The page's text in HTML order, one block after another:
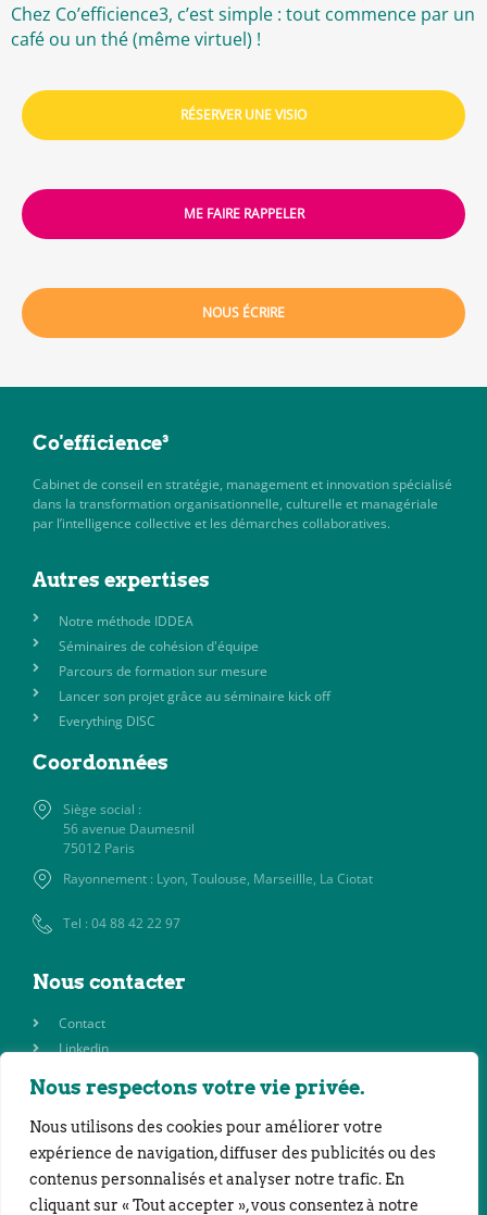
Nous respectons votre vie privée.
Nous utilisons des cookies pour améliorer votre
expérience de navigation, diffuser des publicités ou des
contenus personnalisés et analyser notre trafic. En
cliquant sur « Tout accepter », vous consentez à notre
Chez Co’efficience3, c’est simple : tout commence par un
café ou un thé (même virtuel) !
RÉSERVER UNE VISIO
ME FAIRE RAPPELER
NOUS ÉCRIRE
Co'efficience³
Cabinet de conseil en stratégie, management et innovation spécialisé
dans la transformation organisationnelle, culturelle et managériale
par l’intelligence collective et les démarches collaboratives.
Autres expertises
Notre méthode IDDEA
Séminaires de cohésion d'équipe
Parcours de formation sur mesure
Lancer son projet grâce au séminaire kick off
Everything DISC
Coordonnées
Siège social :
56 avenue Daumesnil
75012 Paris
Rayonnement : Lyon, Toulouse, Marseillle, La Ciotat
Tel : 04 88 42 22 97
Nous contacter
Contact
Linkedin
Pages légales
Mentions Légales
Politique de confidentialité
CGV